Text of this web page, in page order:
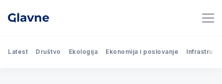
Latest Društvo Ekologija Ekonomija i poslovanje